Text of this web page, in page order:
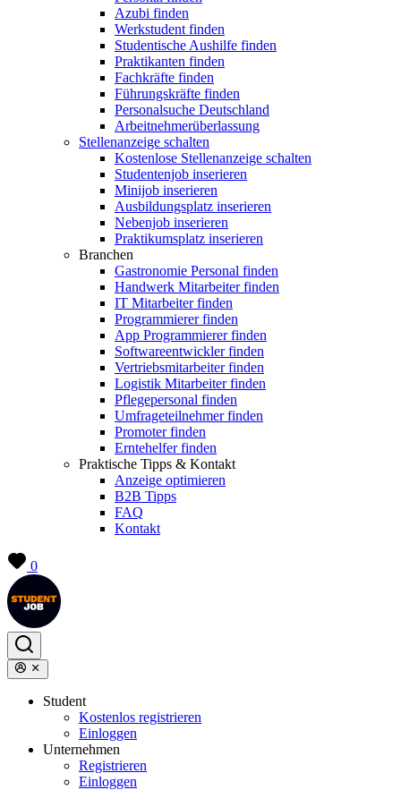
Azubi finden
Werkstudent finden
Studentische Aushilfe finden
Praktikanten finden
Fachkräfte finden
Führungskräfte finden
Personalsuche Deutschland
Arbeitnehmerüberlassung
Stellenanzeige schalten
Kostenlose Stellenanzeige schalten
Studentenjob inserieren
Minijob inserieren
Ausbildungsplatz inserieren
Nebenjob inserieren
Praktikumsplatz inserieren
Branchen
Gastronomie Personal finden
Handwerk Mitarbeiter finden
IT Mitarbeiter finden
Programmierer finden
App Programmierer finden
Softwareentwickler finden
Vertriebsmitarbeiter finden
Logistik Mitarbeiter finden
Pflegepersonal finden
Umfrageteilnehmer finden
Promoter finden
Erntehelfer finden
Praktische Tipps & Kontakt
Anzeige optimieren
B2B Tipps
FAQ
Kontakt
0
Student
Kostenlos registrieren
Einloggen
Unternehmen
Registrieren
Einloggen